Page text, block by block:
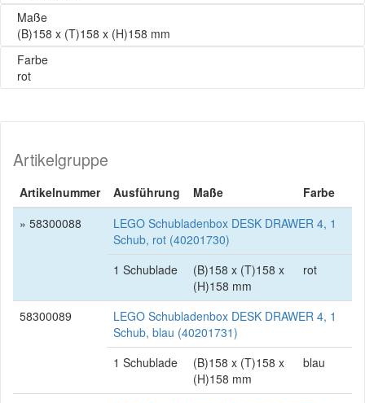
Maße
(B)158 x (T)158 x (H)158 mm
Farbe
rot
Artikelgruppe
Artikelnummer Ausführung Maße
Farbe
» 58300088
LEGO Schubladenbox DESK DRAWER 4, 1
Schub, rot (40201730)
1 Schublade
(B)158 x (T)158 x
(H)158 mm
rot
58300089
LEGO Schubladenbox DESK DRAWER 4, 1
Schub, blau (40201731)
1 Schublade
(B)158 x (T)158 x
(H)158 mm
blau